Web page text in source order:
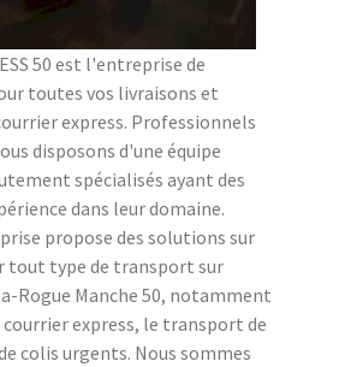
50 est l'entreprise de
toutes vos livraisons et
express. Professionnels
disposons d'une équipe
spécialisés ayant des
dans leur domaine.
propose des solutions sur
tout type de transport sur
Rogue Manche 50, notamment
courrier express, le transport de
colis urgents. Nous sommes